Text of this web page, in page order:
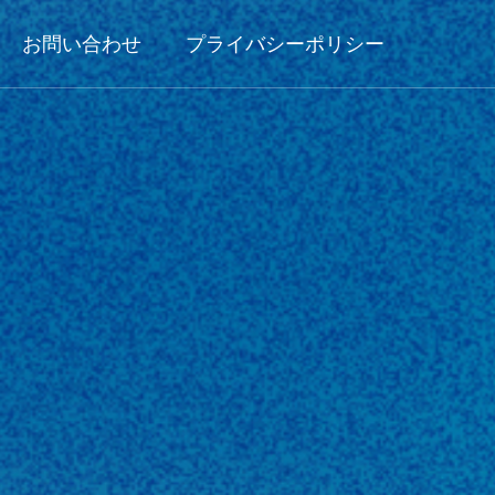
お問い合わせ プライバシーポリシー